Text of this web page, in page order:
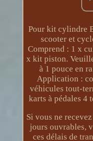
Pour kit cylindre
scooter et
Comprend : 1 x
x kit piston.
à 1 pouce en
Application :
véhicules tout-
karts à pédales 4
Si vous ne
jours ouvrables,
ces délais de